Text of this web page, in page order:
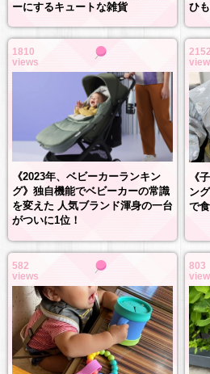
ーにするキュートな雑貨
ひ
1810
views
《2023年、ベビーカーランキン
グ》独自機能でベビーカーの常識
を変えた 人気ブランド渾身の一台
がついに1位！
2152
《
ン
で
582
views
803